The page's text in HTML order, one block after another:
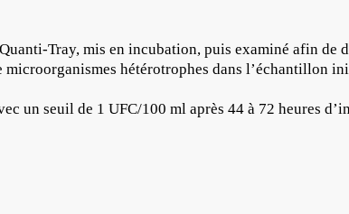
Tray, mis en incubation, puis examiné afin de
microorganismes hétérotrophes dans l’échantillon
un seuil de 1 UFC/100 ml après 44 à 72 heures